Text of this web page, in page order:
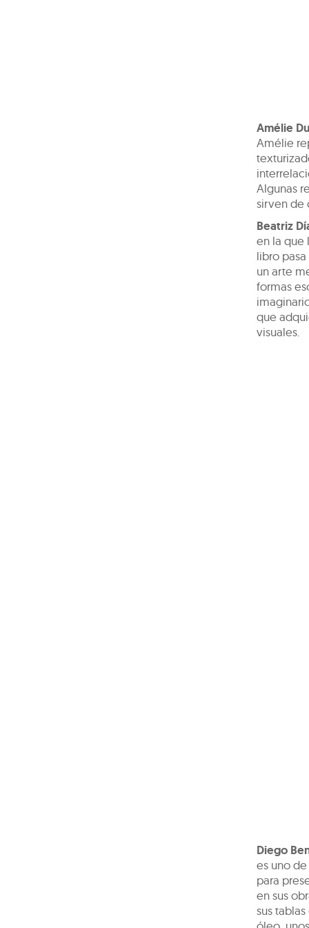
Amélie
Amélie
Algunas
sirven de
Beatriz
en la que
libro
un arte
formas
que
visuales.
Diego
es uno
para
en sus
sus